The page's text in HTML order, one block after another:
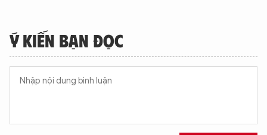
Ý KIẾN BẠN ĐỌC